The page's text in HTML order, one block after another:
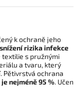
k ochraně jeho
snížení rizika infekce
textilie s pružnými
a tvaru, který
. Pětivrstvá ochrana
nejméně 95 %. Učen